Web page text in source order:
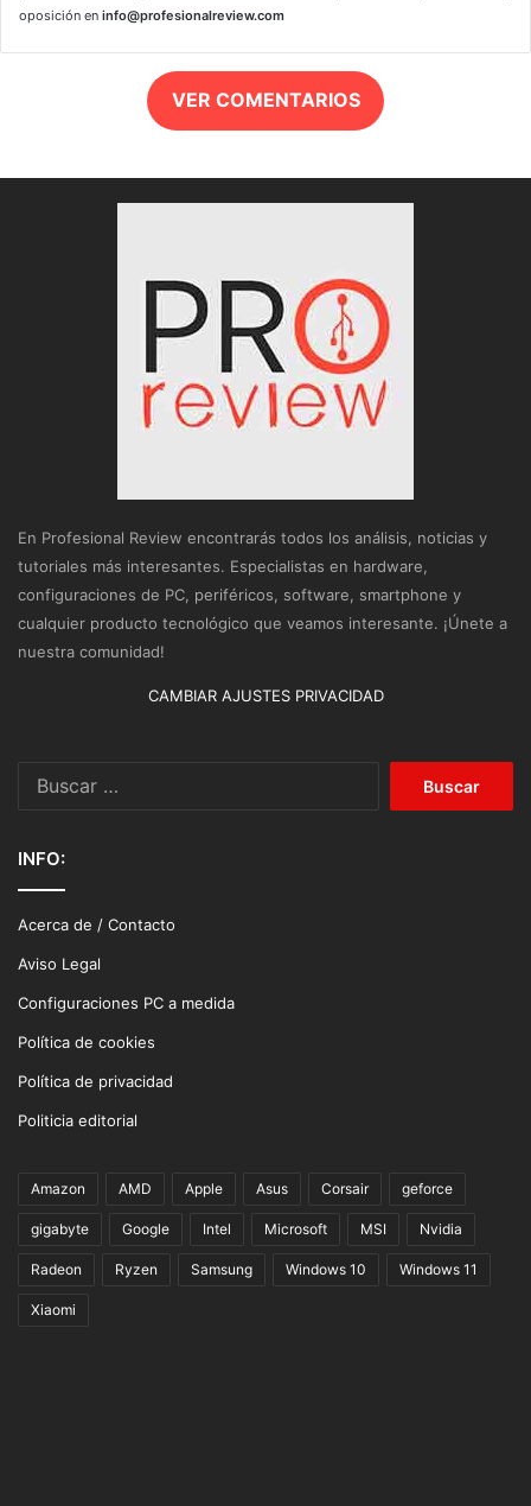
oposición en info@profesionalreview.com
VER COMENTARIOS
En Profesional Review encontrarás todos los análisis, noticias y
tutoriales más interesantes. Especialistas en hardware,
configuraciones de PC, periféricos, software, smartphone y
cualquier producto tecnológico que veamos interesante. ¡Únete a
nuestra comunidad!
CAMBIAR AJUSTES PRIVACIDAD
INFO:
Acerca de / Contacto
Aviso Legal
Configuraciones PC a medida
Política de cookies
Política de privacidad
Politicia editorial
Amazon AMD Apple Asus Corsair geforce
gigabyte Google Intel Microsoft MSI Nvidia
Radeon Ryzen Samsung Windows 10 Windows 11
Xiaomi